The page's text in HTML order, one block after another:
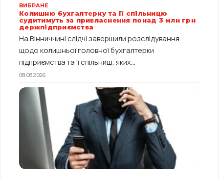
ВИБРАНЕ
Колишню бухгалтерку та її спільницю
судитимуть за привласнення понад 3 млн грн
держпідприємства
На Вінниччині слідчі завершили розслідування
щодо колишньої головної бухгалтерки
підприємства та її спільниці, яких...
08.08.2026